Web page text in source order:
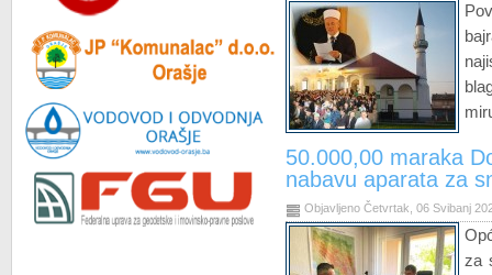
50.000,00 maraka
nabavu aparata za
Objavljeno Četvrtak, 06 Svibanj
za